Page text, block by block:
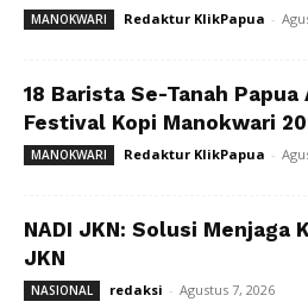
MANOKWARI Redaktur KlikPapua -
18 Barista Se-Tanah Papua
Festival Kopi Manokwari
MANOKWARI Redaktur KlikPapua -
NADI JKN: Solusi Menjaga
JKN
NASIONAL redaksi - Agustus 7, 2026